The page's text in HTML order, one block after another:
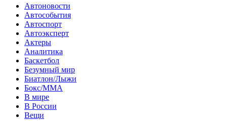
Автоновости
Автособытия
Автоспорт
Автоэксперт
Актеры
Аналитика
Баскетбол
Безумный мир
Биатлон/Лыжи
Бокс/MMA
В мире
В России
Вещи